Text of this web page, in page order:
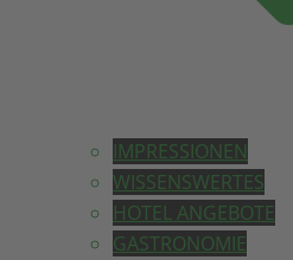
IMPRESSIONEN
WISSENSWERTES
HOTEL ANGEBOTE
GASTRONOMIE